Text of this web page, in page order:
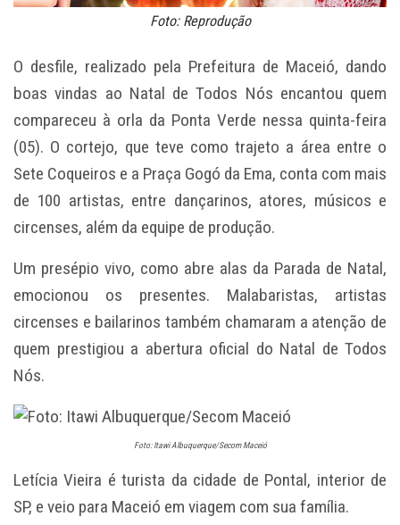
Foto: Reprodução
O desfile, realizado pela Prefeitura de Maceió, dando
boas vindas ao Natal de Todos Nós encantou quem
compareceu à orla da Ponta Verde nessa quinta-feira
(05). O cortejo, que teve como trajeto a área entre o
Sete Coqueiros e a Praça Gogó da Ema, conta com mais
de 100 artistas, entre dançarinos, atores, músicos e
circenses, além da equipe de produção.
Um presépio vivo, como abre alas da Parada de Natal,
emocionou os presentes. Malabaristas, artistas
circenses e bailarinos também chamaram a atenção de
quem prestigiou a abertura oficial do Natal de Todos
Nós.
Foto: Itawi Albuquerque/Secom Maceió
Letícia Vieira é turista da cidade de Pontal, interior de
SP, e veio para Maceió em viagem com sua família.